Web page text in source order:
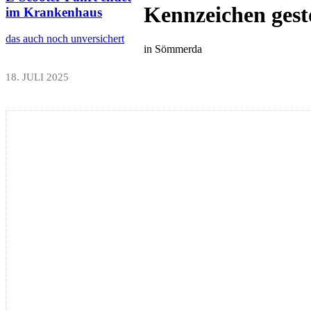
im Krankenhaus
das auch noch unversichert
Kennzeichen
in Sömmerda
18. JULI 2025